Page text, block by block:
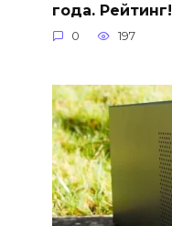
года. Рейтинг!
0 197